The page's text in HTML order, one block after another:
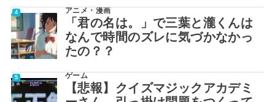
アニメ・漫画
「君の名は。」で三葉と瀧くんは
なんで時間のズレに気づかなかっ
たの？？
ゲーム
【悲報】クイズマジックアカデミ